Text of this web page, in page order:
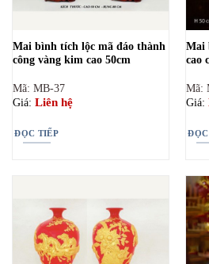
Mai bình tích lộc mã đáo thành
công vàng kim cao 50cm
Mã: MB-37
Giá: Liên hệ
ĐỌC TIẾP
Mai
cao
Mã:
Giá: